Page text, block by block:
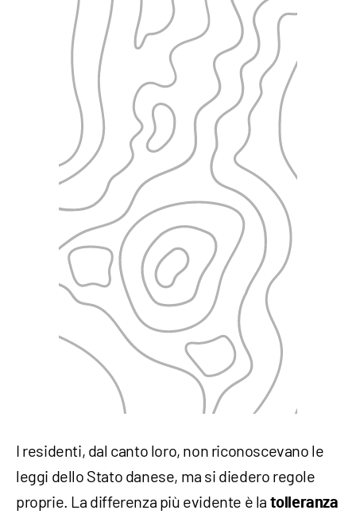
I residenti, dal canto loro, non riconoscevano le
leggi dello Stato danese, ma si diedero regole
proprie. La differenza più evidente è la tolleranza